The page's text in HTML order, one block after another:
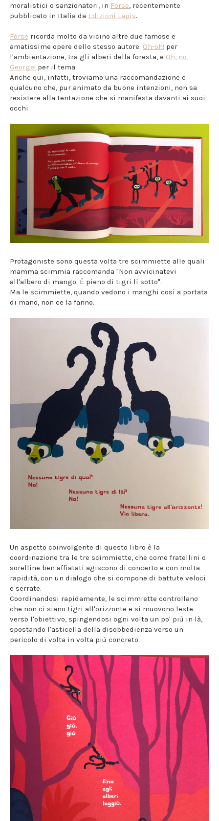
moralistici o sanzionatori, in Forse , recentemente
pubblicato in Italia da Edizioni Lapis.
Forse ricorda molto da vicino altre due famose e
amatissime opere dello stesso autore: Oh-oh! per
l'ambientazione, tra gli alberi della foresta, e Oh, no,
George! per il tema.
Anche qui, infatti, troviamo una raccomandazione e
qualcuno che, pur animato da buone intenzioni, non sa
resistere alla tentazione che si manifesta davanti ai suoi
occhi.
Protagoniste sono questa volta tre scimmiette alle quali
mamma scimmia raccomanda "Non avvicinatevi
all'albero di mango. È pieno di tigri lì sotto".
Ma le scimmiette, quando vedono i manghi così a portata
di mano, non ce la fanno.
Un aspetto coinvolgente di questo libro è la
coordinazione tra le tre scimmiette, che come fratellini o
sorelline ben affiatati agiscono di concerto e con molta
rapidità, con un dialogo che si compone di battute veloci
e serrate.
Coordinandosi rapidamente, le scimmiette controllano
che non ci siano tigri all'orizzonte e si muovono leste
verso l'obiettivo, spingendosi ogni volta un po' più in là,
spostando l'asticella della disobbedienza verso un
pericolo di volta in volta più concreto.